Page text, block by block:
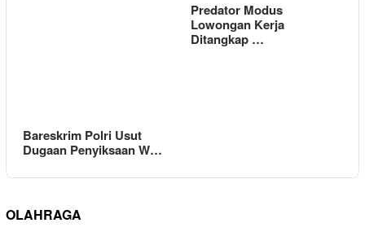
Bareskrim Polri Usut
Dugaan Penyiksaan W…
Predator Modus
Lowongan Kerja
Ditangkap …
OLAHRAGA